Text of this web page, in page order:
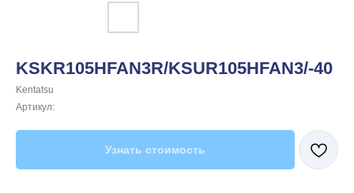
KSKR105HFAN3R/KSUR105HFAN3/-40
Kentatsu
Артикул:
Узнать стоимость